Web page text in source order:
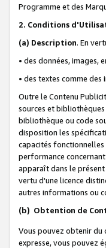
Programme et des
2. Conditions
(a) Description. En
• des données,
• des textes comme
Outre le Contenu
sources et bibliothèques
bibliothèque ou code
disposition les
capacités fonctionnelles
performance
apparaît dans le
vertu d'une licence
autres informations ou
(b) Obtention de
Vous pouvez obtenir du
expresse, vous pouvez